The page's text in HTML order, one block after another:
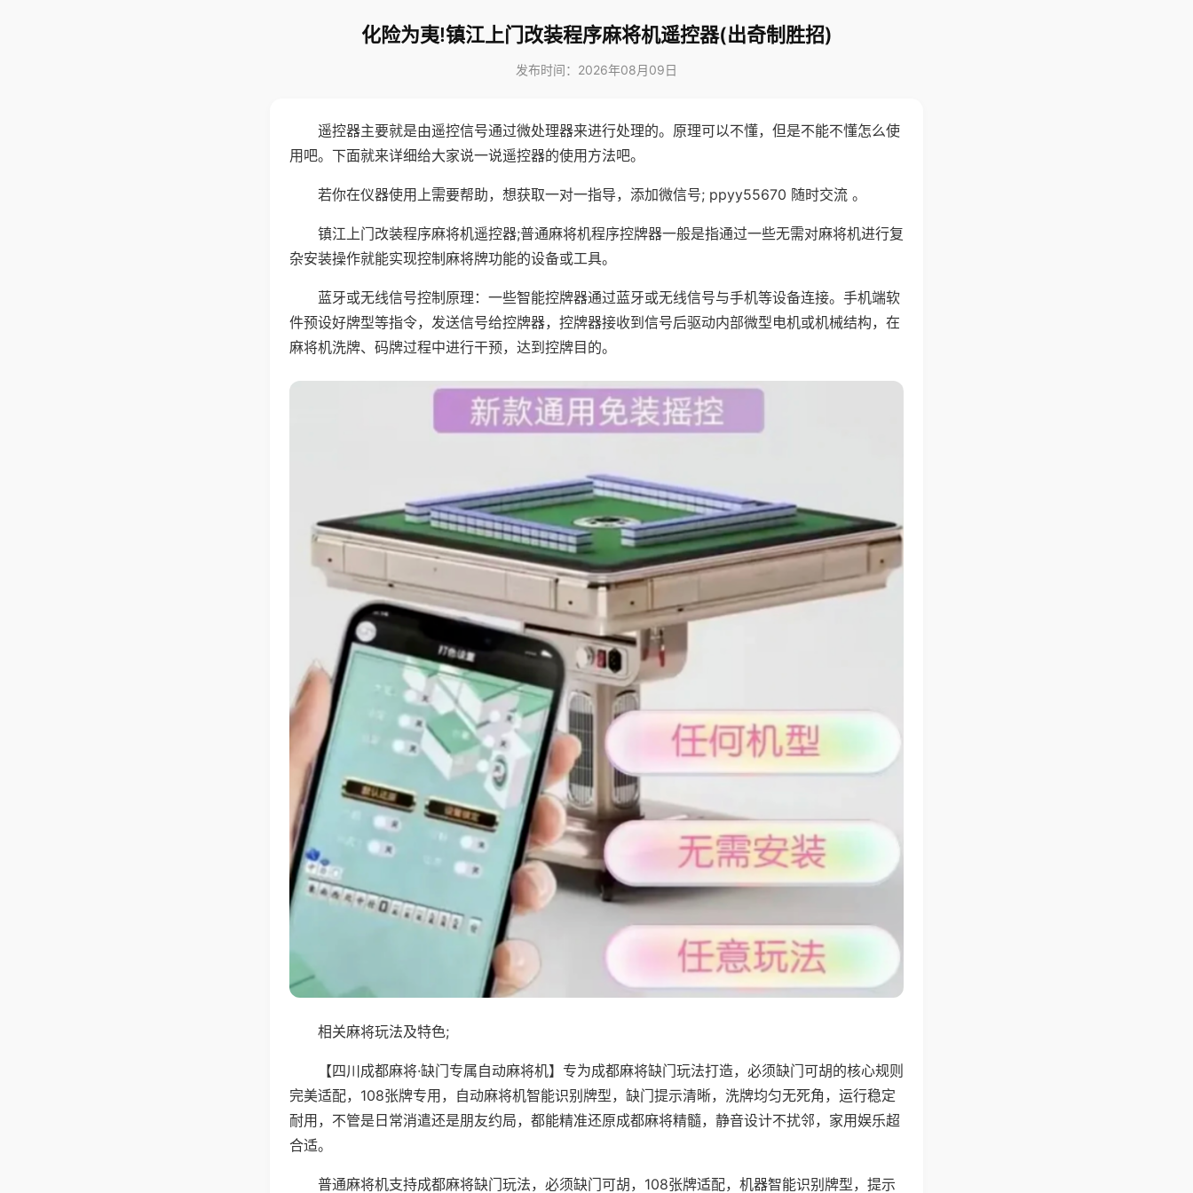
化险为夷!镇江上门改装程序麻将机遥控器(出奇制胜招)
发布时间：2026年08月09日
遥控器主要就是由遥控信号通过微处理器来进行处理的。原理可以不懂，但是不能不懂怎么使
用吧。下面就来详细给大家说一说遥控器的使用方法吧。
若你在仪器使用上需要帮助，想获取一对一指导，添加微信号; ppyy55670 随时交流 。
镇江上门改装程序麻将机遥控器;普通麻将机程序控牌器一般是指通过一些无需对麻将机进行复
杂安装操作就能实现控制麻将牌功能的设备或工具。
蓝牙或无线信号控制原理：一些智能控牌器通过蓝牙或无线信号与手机等设备连接。手机端软
件预设好牌型等指令，发送信号给控牌器，控牌器接收到信号后驱动内部微型电机或机械结构，在
麻将机洗牌、码牌过程中进行干预，达到控牌目的。
相关麻将玩法及特色;
【四川成都麻将·缺门专属自动麻将机】专为成都麻将缺门玩法打造，必须缺门可胡的核心规则
完美适配，108张牌专用，自动麻将机智能识别牌型，缺门提示清晰，洗牌均匀无死角，运行稳定
耐用，不管是日常消遣还是朋友约局，都能精准还原成都麻将精髓，静音设计不扰邻，家用娱乐超
合适。
普通麻将机支持成都麻将缺门玩法，必须缺门可胡，108张牌适配，机器智能识别牌型，提示